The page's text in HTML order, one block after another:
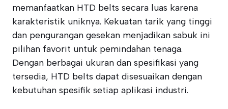
memanfaatkan HTD belts secara luas karena
karakteristik uniknya. Kekuatan tarik yang tinggi
dan pengurangan gesekan menjadikan sabuk ini
pilihan favorit untuk pemindahan tenaga.
Dengan berbagai ukuran dan spesifikasi yang
tersedia, HTD belts dapat disesuaikan dengan
kebutuhan spesifik setiap aplikasi industri.